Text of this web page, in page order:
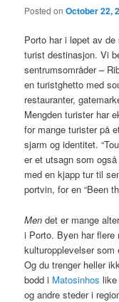
Posted onOctober 22,
Porto har i løpet av
turist destinasjon. Vi
sentrumsområder –
en turistghetto med
restauranter,
Mengden turister har
for mange turister på
sjarm og identitet.
er et utsagn som
med en kjapp tur til
portvin, for en “Been
Men det er mange
i Porto. Byen har flere
kulturopplevelser
Og du trenger heller
bodd i Matosinhos like
og andre steder i